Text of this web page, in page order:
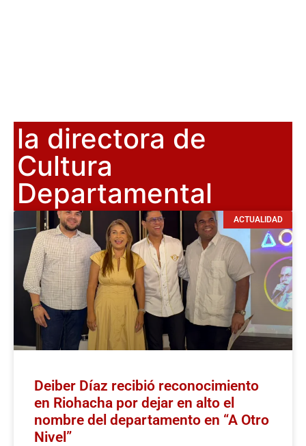
la directora de
Cultura
Departamental
ACTUALIDAD
Deiber Díaz recibió reconocimiento
en Riohacha por dejar en alto el
nombre del departamento en “A Otro
Nivel”